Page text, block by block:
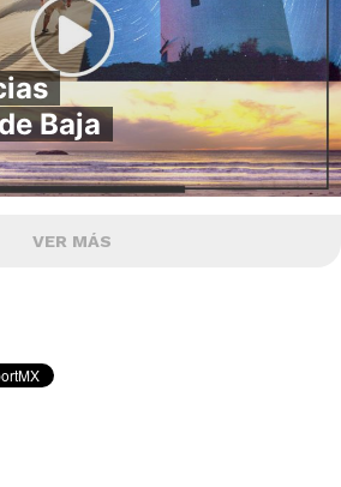
Baja
VER MÁS